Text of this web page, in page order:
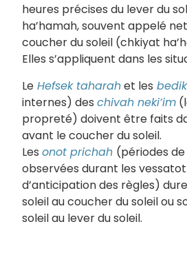
heures précises du lever du
ha’hamah, souvent appelé
coucher du soleil (chkiyat
Elles s’appliquent dans les
Le Hefsek taharahet les
internes) deschivah neki’im
propreté) doivent être faits
avant le coucher du soleil.
Lesonot prichah (périodes
observées durant les
d’anticipation des règles)
soleil au coucher du soleil ou
soleil au lever du soleil.